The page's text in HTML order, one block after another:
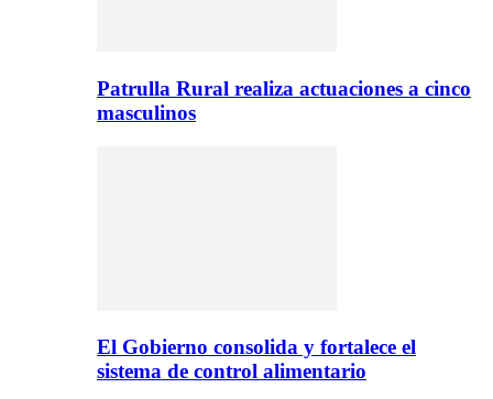
Patrulla Rural realiza actuaciones a cinco
masculinos
El Gobierno consolida y fortalece el
sistema de control alimentario